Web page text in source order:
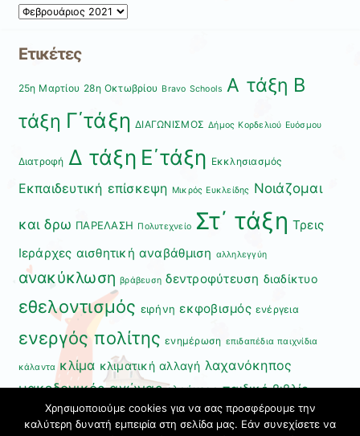
Ιστορικό
Ετικέτες
25η Μαρτίου 28η Οκτωβρίου Bravo Schools Α τάξη Β
τάξη Γ΄τάξη ΔΙΑΓΩΝΙΣΜΟΣ Δήμος Κορδελιού Ευόσμου
Διατροφή Δ τάξη Ε΄τάξη Εκκλησιασμός
Εκπαιδευτική επίσκεψη Μικρός Ευκλείδης Νοιάζομαι
και δρω ΠΑΡΕΛΑΣΗ Πολυτεχνείο Στ΄ τάξη Τρεις
Ιεράρχες αισθητική αναβάθμιση αλληλεγγύη
ανακύκλωση βράβευση δεντροφύτευση διαδίκτυο
εθελοντισμός ειρήνη εκφοβισμός ενέργεια
ενεργός πολίτης ενημέρωση επιδαπέδια παιχνίδια
κάλαντα κλίμα κλιματική αλλαγή λαχανόκηπος
μακεδονικός αγώνας ολοήμερο παιδικό βιβλίο
περιβάλλον πρώτες βοήθειες συμβόλαιο συμβόλαιο
Χρησιμοποιούμε cookies για να σας προσφέρουμε την
καλύτερη δυνατή εμπειρία στη σελίδα μας. Εάν συνεχίσετε να